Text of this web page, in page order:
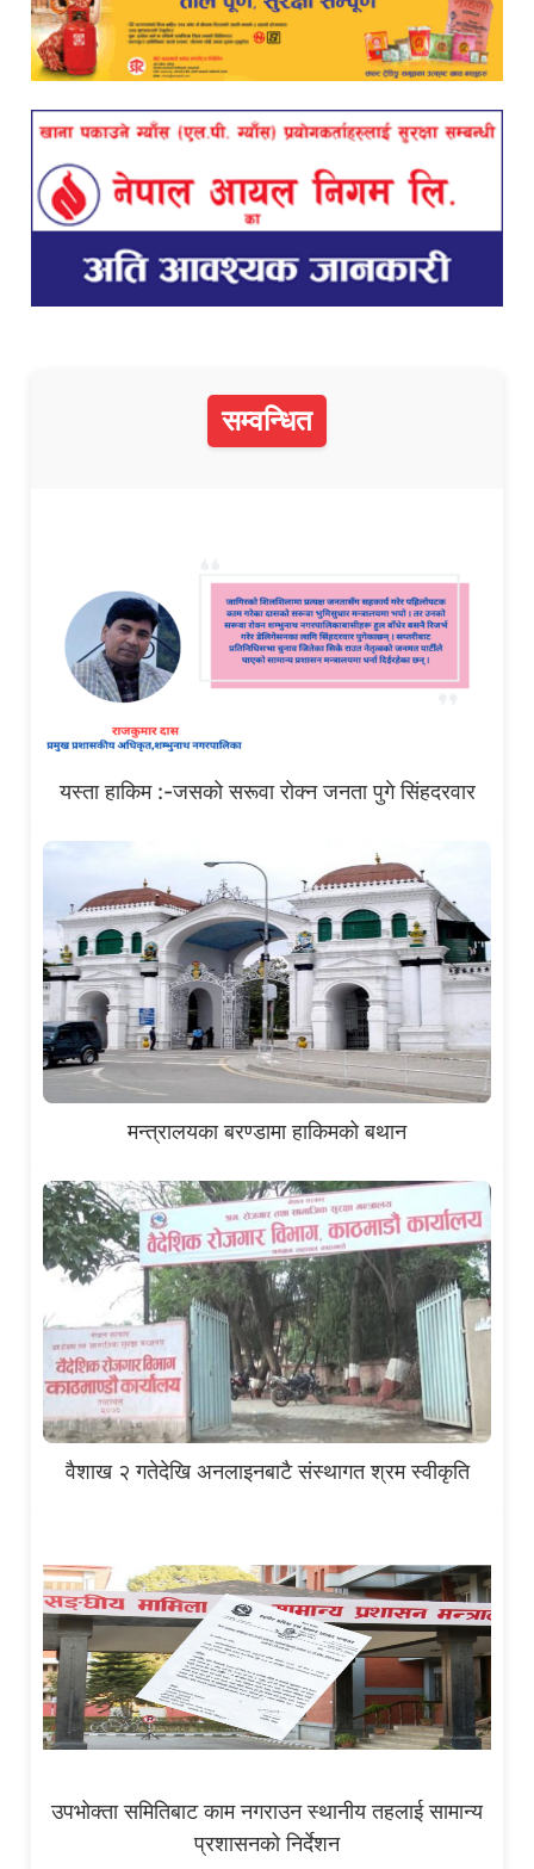
सम्वन्धित
यस्ता हाकिम :-जसको सरूवा रोक्न जनता पुगे सिंहदरवार
मन्त्रालयका बरण्डामा हाकिमको बथान
वैशाख २ गतेदेखि अनलाइनबाटै संस्थागत श्रम स्वीकृति
उपभोक्ता समितिबाट काम नगराउन स्थानीय तहलाई सामान्य
प्रशासनको निर्देशन